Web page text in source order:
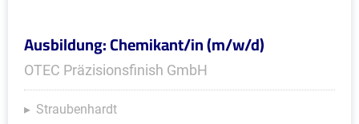
Ausbildung: Chemikant/in (m/w/d)
OTEC Präzisionsfinish GmbH
Straubenhardt